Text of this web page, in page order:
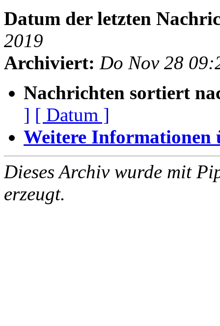
Datum der letzten
2019
Archiviert: Do Nov 28
Nachrichten sortiert
] [ Datum ]
Weitere Informationen
Dieses Archiv wurde mit
erzeugt.